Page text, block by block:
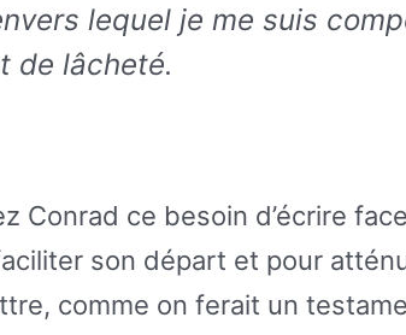
lequel je me suis
de lâcheté.
Conrad ce besoin d’écrire
son départ et pour
comme on ferait un